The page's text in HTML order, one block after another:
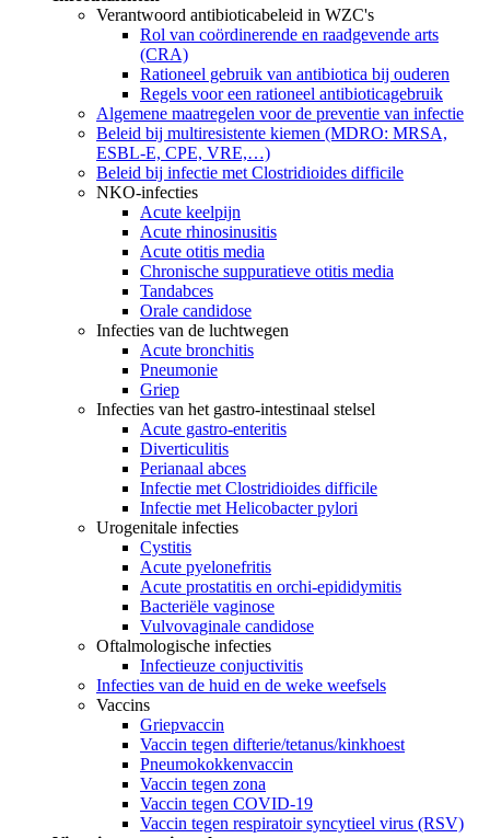
Verantwoord antibioticabeleid in WZC's
Rol van coördinerende en raadgevende arts
(CRA)
Rationeel gebruik van antibiotica bij ouderen
Regels voor een rationeel antibioticagebruik
Algemene maatregelen voor de preventie van infectie
Beleid bij multiresistente kiemen (MDRO: MRSA,
ESBL-E, CPE, VRE,…)
Beleid bij infectie met Clostridioides difficile
NKO-infecties
Acute keelpijn
Acute rhinosinusitis
Acute otitis media
Chronische suppuratieve otitis media
Tandabces
Orale candidose
Infecties van de luchtwegen
Acute bronchitis
Pneumonie
Griep
Infecties van het gastro-intestinaal stelsel
Acute gastro-enteritis
Diverticulitis
Perianaal abces
Infectie met Clostridioides difficile
Infectie met Helicobacter pylori
Urogenitale infecties
Cystitis
Acute pyelonefritis
Acute prostatitis en orchi-epididymitis
Bacteriële vaginose
Vulvovaginale candidose
Oftalmologische infecties
Infectieuze conjuctivitis
Infecties van de huid en de weke weefsels
Vaccins
Griepvaccin
Vaccin tegen difterie/tetanus/kinkhoest
Pneumokokkenvaccin
Vaccin tegen zona
Vaccin tegen COVID-19
Vaccin tegen respiratoir syncytieel virus (RSV)